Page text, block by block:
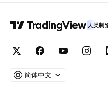
人类制
简体中文